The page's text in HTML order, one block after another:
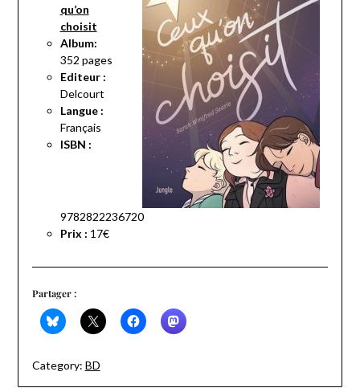
qu’on
choisit
Album:
352 pages
Editeur :
Delcourt
Langue :
Français
ISBN :
9782822236720
Prix : 17€
Partager :
Category: BD